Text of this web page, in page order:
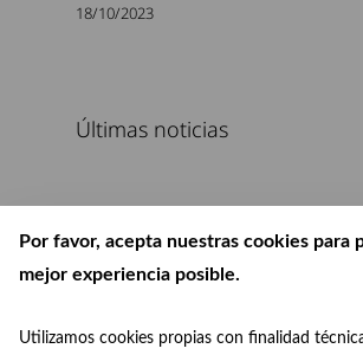
Por favor, acepta nuestras cookies para
mejor experiencia posible.
Utilizamos cookies propias con finalidad
18/10/2023
Últimas noticias